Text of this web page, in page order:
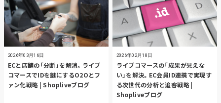
2026年03月16日
ECと店舗の「分断」を解消。ライブ
コマースでIDを鍵にするO2Oとフ
ァン化戦略 | Shopliveブログ
2026年02月18日
ライブコマースの「成果が見えな
い」を解決。EC会員ID連携で実現す
る次世代の分析と追客戦略 |
Shopliveブログ